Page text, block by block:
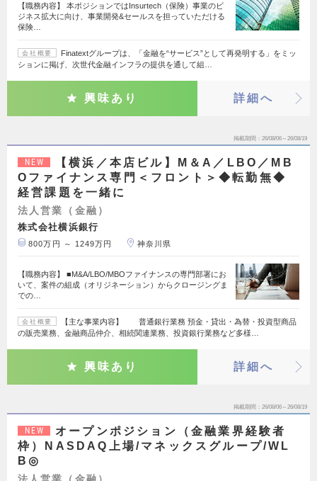
【職務内容】 本ポジションではInsurtech（保険）事業のビ
ジネス拡大に向け、事業開発&セールスを担っていただける
保険…
会社概要
Finatextグループは、「金融を“サービス”として再発明する」をミッ
ションに掲げ、次世代金融インフラの提供を通して組…
興味あり 詳細へ
掲載期間 26/08/06～26/08/19
NEW
【横浜／本店ビル】M＆A／LBO／MB
Oファイナンス専門＜フロント＞◆転勤無◆
経営課題を一緒に
法人営業（金融）
株式会社横浜銀行
800万円 ～ 1249万円 神奈川県
【職務内容】 ■M&A/LBO/MBOファイナンスの専門部署にお
いて、案件の組成（オリジネーション）からクロージングま
での…
会社概要
【主な事業内容】 普通銀行業務 預金・貸出・為替・投資型商品
の販売業務、金融商品仲介、相続関連業務、投資銀行業務など多様…
興味あり 詳細へ
掲載期間 26/08/06～26/08/19
NEW
オープンポジション（金融業界経験者
枠）NASDAQ上場/マネックスグループ/WL
B◎